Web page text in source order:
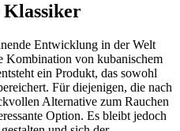
Entwicklung in der Welt
Kombination von kubanischem
ein Produkt, das sowohl
Für diejenigen, die nach
Alternative zum Rauchen
Option. Es bleibt jedoch